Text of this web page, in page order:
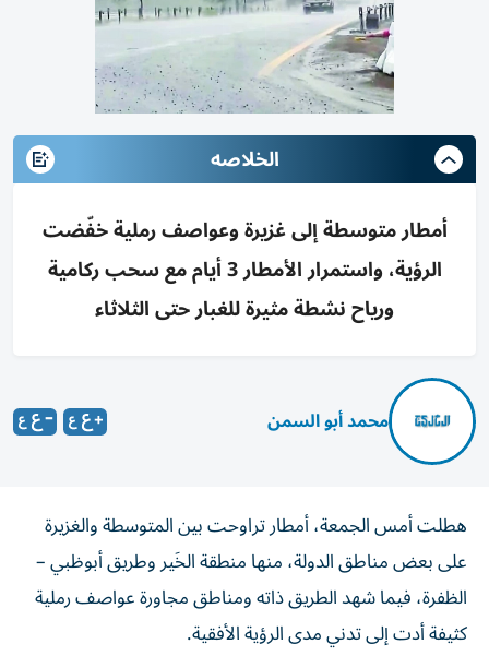
الخلاصه
أمطار متوسطة إلى غزيرة وعواصف رملية خفّضت
الرؤية، واستمرار الأمطار 3 أيام مع سحب ركامية
ورياح نشطة مثيرة للغبار حتى الثلاثاء
محمد أبو السمن
هطلت أمس الجمعة، أمطار تراوحت بين المتوسطة والغزيرة
على بعض مناطق الدولة، منها منطقة الخَير وطريق أبوظبي –
الظفرة، فيما شهد الطريق ذاته ومناطق مجاورة عواصف رملية
كثيفة أدت إلى تدني مدى الرؤية الأفقية.